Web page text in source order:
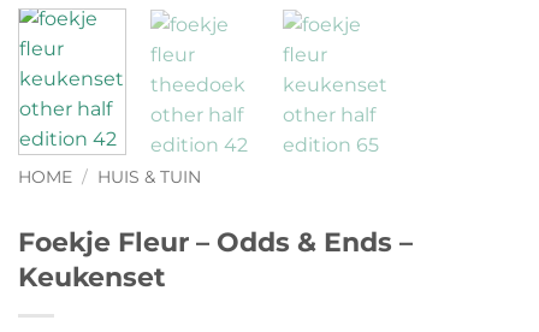
HOME / HUIS & TUIN
Foekje Fleur – Odds & Ends –
Keukenset